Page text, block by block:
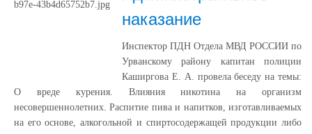
наказание
Инспектор ПДН Отдела МВД РОССИИ по
Урванскому району капитан полиции
Каширгова Е. А. провела беседу на темы:
О вреде курения. Влияния никотина на организм
несовершеннолетних. Распитие пива и напитков, изготавливаемых
на его основе, алкогольной и спиртосодержащей продукции либо